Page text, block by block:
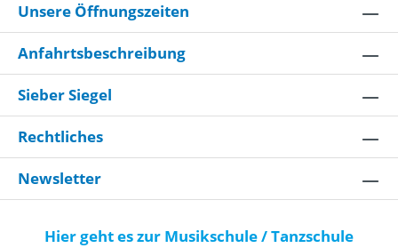
Unsere Öffnungszeiten
Anfahrtsbeschreibung
Sieber Siegel
Rechtliches
Newsletter
Hier geht es zur Musikschule / Tanzschule